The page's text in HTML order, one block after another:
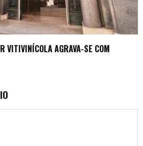
VITIVINÍCOLA AGRAVA-SE COM